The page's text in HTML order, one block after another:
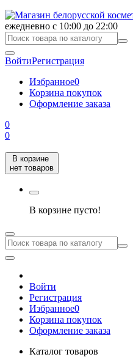
ежедневно с 10:00 до 22:00
ВойтиРегистрация
Избранное0
Корзина покупок
Оформление заказа
0
0
В корзине
нет товаров
В корзине пусто!
Войти
Регистрация
Избранное0
Корзина покупок
Оформление заказа
Каталог товаров